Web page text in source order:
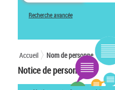
Recherche avancée
Accueil Nom de personne
Notice de personne